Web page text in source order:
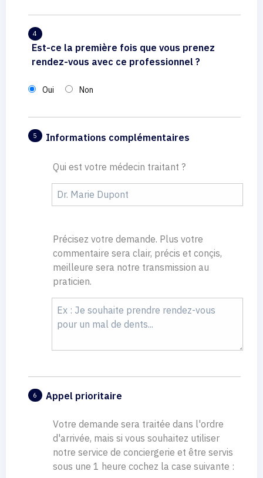
4
Est-ce la première fois que vous prenez
rendez-vous avec ce professionnel ?
Oui Non
5 Informations complémentaires
Qui est votre médecin traitant ?
Précisez votre demande. Plus votre
commentaire sera clair, précis et conçis,
meilleure sera notre transmission au
praticien.
6 Appel prioritaire
Votre demande sera traitée dans l'ordre
d'arrivée, mais si vous souhaitez utiliser
notre service de conciergerie et être servis
sous une 1 heure cochez la case suivante :